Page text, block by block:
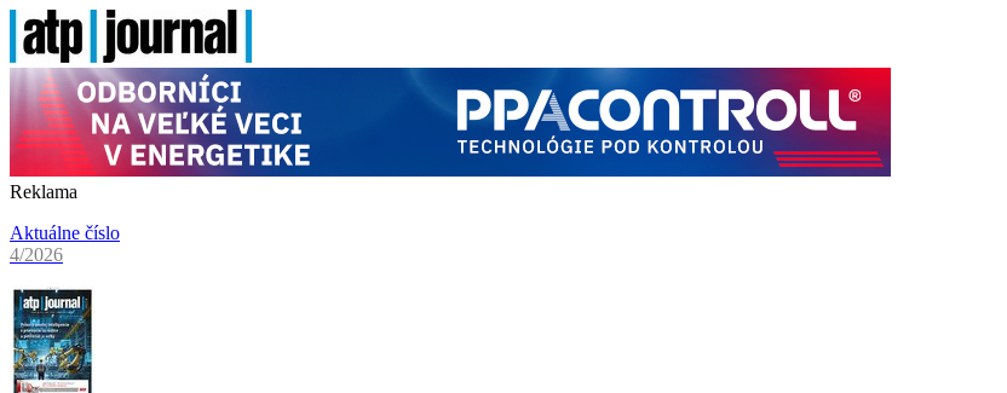
Reklama
Aktuálne číslo
4/2026